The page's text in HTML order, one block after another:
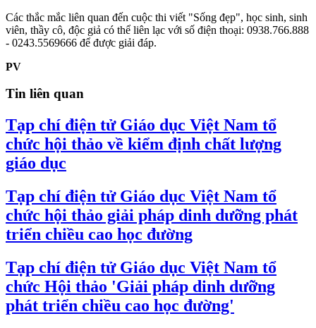
Các thắc mắc liên quan đến cuộc thi viết "Sống đẹp", học sinh, sinh
viên, thầy cô, độc giả có thể liên lạc với số điện thoại: 0938.766.888
- 0243.5569666 để được giải đáp.
PV
Tin liên quan
Tạp chí điện tử Giáo dục Việt Nam tổ
chức hội thảo về kiểm định chất lượng
giáo dục
Tạp chí điện tử Giáo dục Việt Nam tổ
chức hội thảo giải pháp dinh dưỡng phát
triển chiều cao học đường
Tạp chí điện tử Giáo dục Việt Nam tổ
chức Hội thảo 'Giải pháp dinh dưỡng
phát triển chiều cao học đường'